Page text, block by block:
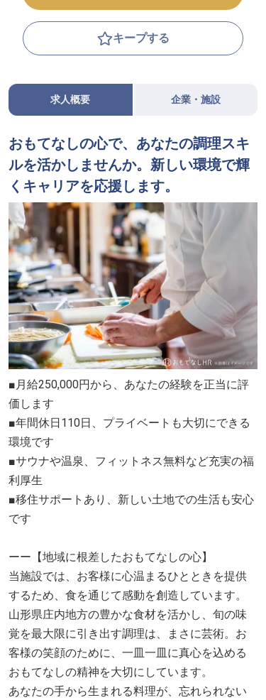
キープする
求人概要 企業・施設
おもてなしの心で、あなたの調理スキ
ルを活かしませんか。新しい環境で輝
くキャリアを応援します。
■月給250,000円から、あなたの経験を正当に評
価します
■年間休日110日、プライベートも大切にできる
環境です
■サウナや温泉、フィットネス無料など充実の福
利厚生
■移住サポートあり、新しい土地での生活も安心
です
ーー【地域に根差したおもてなしの心】
当施設では、お客様に心温まるひとときを提供
するため、食を通じて感動を創造しています。
山形県庄内地方の豊かな食材を活かし、旬の味
覚を最大限に引き出す調理は、まさに芸術。お
客様の笑顔のために、一皿一皿に真心を込める
おもてなしの精神を大切にしています。
あなたの手から生まれる料理が、忘れられない